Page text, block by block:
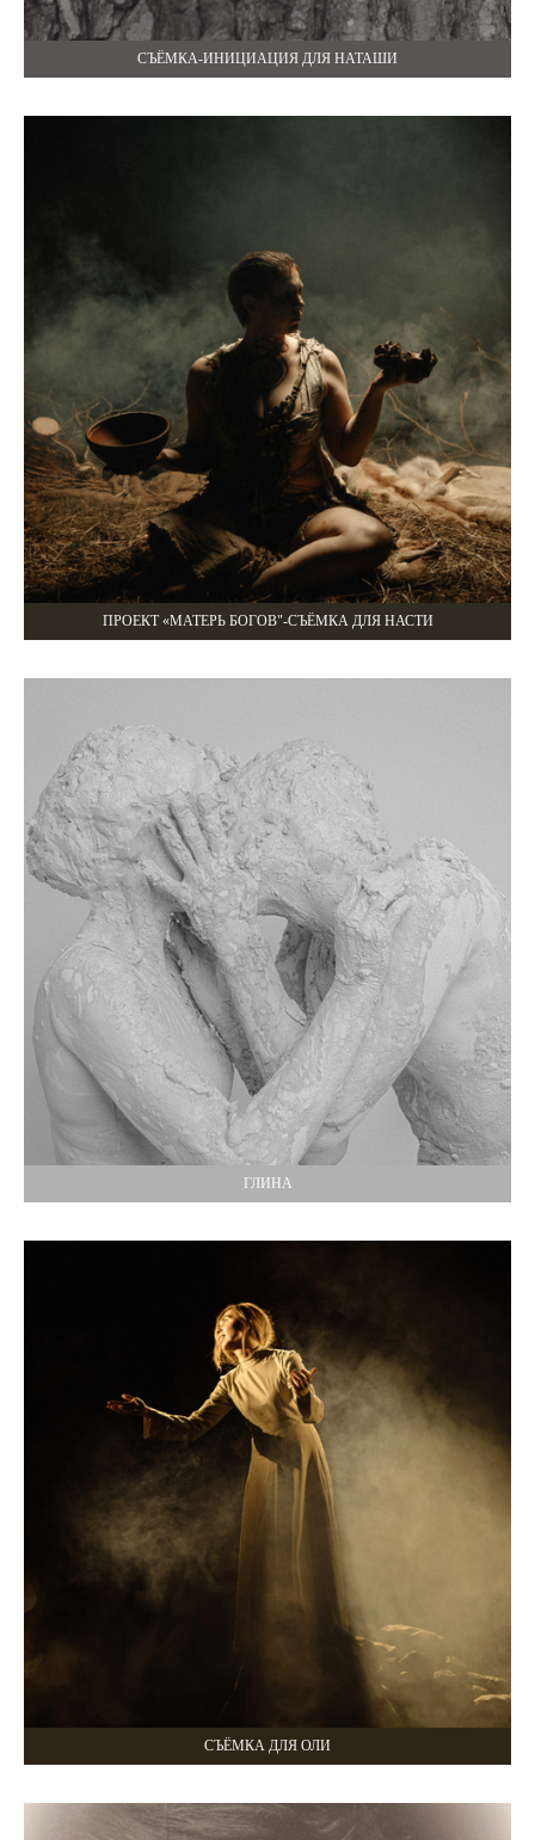
СЪЁМКА-ИНИЦИАЦИЯ ДЛЯ НАТАШИ
ПРОЕКТ «МАТЕРЬ БОГОВ"-СЪЁМКА ДЛЯ НАСТИ
ГЛИНА
СЪЁМКА ДЛЯ ОЛИ